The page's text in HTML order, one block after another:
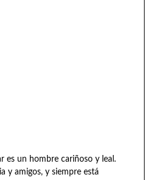
es un hombre cariñoso y leal.
y amigos, y siempre está